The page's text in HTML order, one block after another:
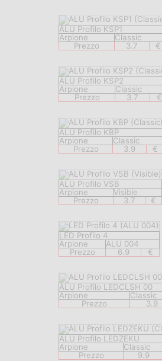
ALU Profilo KSP1
Arpione
Classic
Prezzo
3.7 €
ALU Profilo KSP2
Arpione
Classic
Prezzo
3.7 €
ALU Profilo KBP
Arpione
Classic
Prezzo
3.9 €
ALU Profilo VSB
Arpione
Visible
Prezzo
3.7 €
LED Profilo 4
Arpione
ALU 004
Prezzo
6.9 €
ALU Profilo LEDCLSH 00
Arpione
Classic
Prezzo
3.9
ALU Profilo LEDZEKU
Arpione
Classic
Prezzo
9.9